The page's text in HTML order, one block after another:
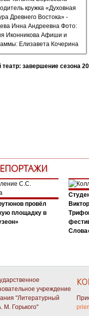
завершение сезона
провёл
площадку в
учреждение
"Литературный
М. Горького"